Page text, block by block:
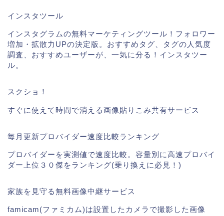
インスタツール
インスタグラムの無料マーケティングツール！フォロワー
増加・拡散力UPの決定版。おすすめタグ、タグの人気度
調査、おすすめユーザーが、一気に分る！インスタツー
ル。
スクショ！
すぐに使えて時間で消える画像貼りこみ共有サービス
毎月更新プロバイダー速度比較ランキング
プロバイダーを実測値で速度比較。容量別に高速プロバイ
ダー上位３０傑をランキング(乗り換えに必見！)
家族を見守る無料画像中継サービス
famicam(ファミカム)は設置したカメラで撮影した画像
掲載実績